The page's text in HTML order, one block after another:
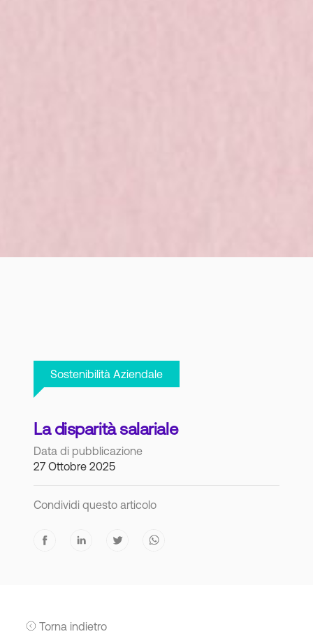
Sostenibilità Aziendale
La disparità salariale
Data di pubblicazione
27 Ottobre 2025
Condividi questo articolo
Torna indietro